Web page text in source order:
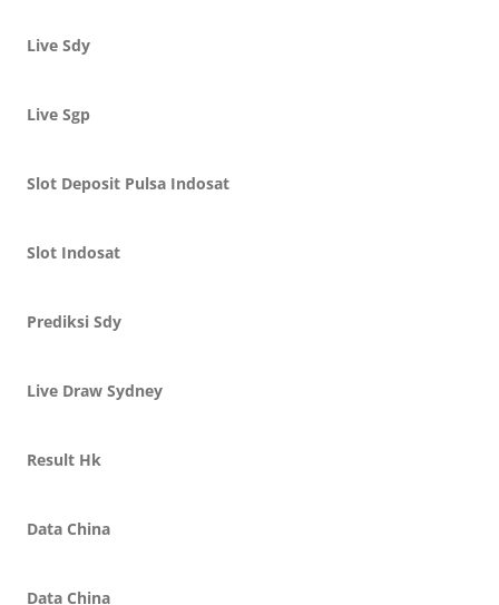
Live Sdy
Live Sgp
Slot Deposit Pulsa Indosat
Slot Indosat
Prediksi Sdy
Live Draw Sydney
Result Hk
Data China
Data China